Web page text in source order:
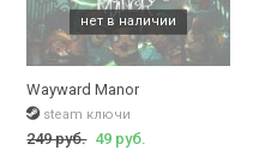
Wayward Manor
steam ключи
249 руб. 49 руб.